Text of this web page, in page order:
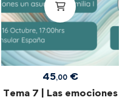
45,00 €
Tema 7 | Las emociones